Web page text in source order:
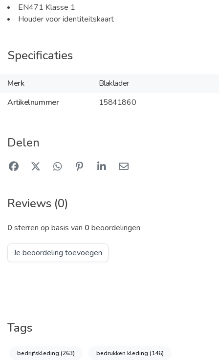
EN471 Klasse 1
Houder voor identiteitskaart
Specificaties
Merk
Blaklader
Artikelnummer
15841860
Delen
Reviews (0)
0 sterren op basis van 0 beoordelingen
Je beoordeling toevoegen
Tags
bedrijfskleding (263) bedrukken kleding (146)